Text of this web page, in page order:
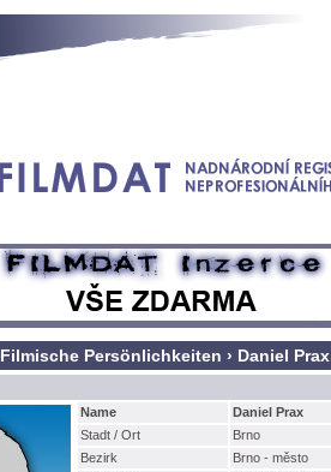
Filmische Persönlichkeiten › Daniel Prax
Name
Daniel Prax
Stadt / Ort
Brno
Bezirk
Brno - město